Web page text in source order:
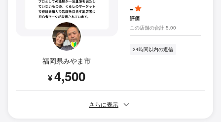
福岡県みやま市
¥4,500
-
評価
この店舗の合計 5.00
24時間以内の返信
さらに表示